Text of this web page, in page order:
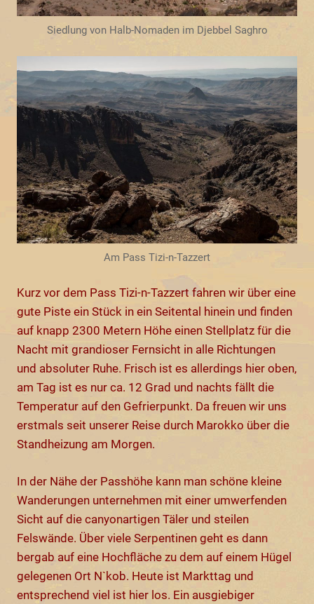
Siedlung von Halb-Nomaden im Djebbel Saghro
Am Pass Tizi-n-Tazzert
Kurz vor dem Pass Tizi-n-Tazzert fahren wir über eine
gute Piste ein Stück in ein Seitental hinein und finden
auf knapp 2300 Metern Höhe einen Stellplatz für die
Nacht mit grandioser Fernsicht in alle Richtungen
und absoluter Ruhe. Frisch ist es allerdings hier oben,
am Tag ist es nur ca. 12 Grad und nachts fällt die
Temperatur auf den Gefrierpunkt. Da freuen wir uns
erstmals seit unserer Reise durch Marokko über die
Standheizung am Morgen.
In der Nähe der Passhöhe kann man schöne kleine
Wanderungen unternehmen mit einer umwerfenden
Sicht auf die canyonartigen Täler und steilen
Felswände. Über viele Serpentinen geht es dann
bergab auf eine Hochfläche zu dem auf einem Hügel
gelegenen Ort N`kob. Heute ist Markttag und
entsprechend viel ist hier los. Ein ausgiebiger